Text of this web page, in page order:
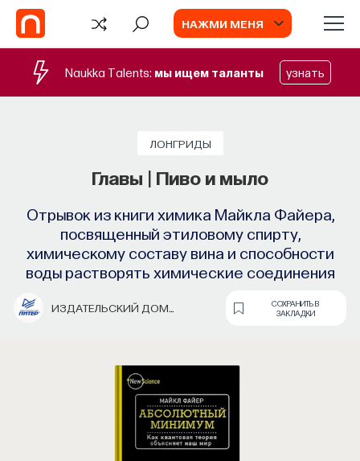
НАЖМИ МЕНЯ
Naukka Talents: мы ищем таланты узнать
ЛОНГРИДЫ
Главы | Пиво и мыло
Отрывок из книги химика Майкла Файера,
посвященный этиловому спирту,
химическому составу вина и способности
воды растворять химические соединения
ИЗДАТЕЛЬСКИЙ ДОМ
СОХРАНИТЬ В
ЗАКЛАДКИ